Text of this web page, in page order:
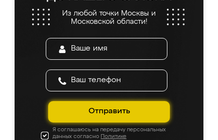
Из любой точки Москвы и
Московской области!
Отправить
Я соглашаюсь на передачу персональных
данных согласно Политике